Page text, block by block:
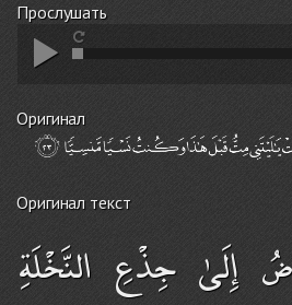
Прослушать
Оригинал
Оригинал текст
إِلَىٰ جِذْعِ النَّخْلَةِ